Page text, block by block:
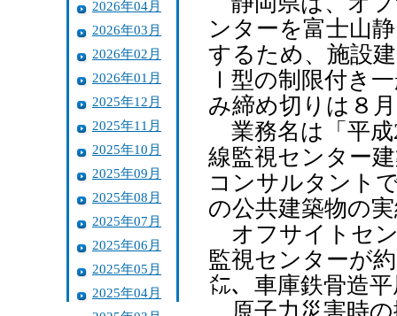
2026年04月
2026年03月
2026年02月
2026年01月
2025年12月
2025年11月
2025年10月
2025年09月
2025年08月
2025年07月
2025年06月
2025年05月
2025年04月
ンターを富士山
するため、施設
Ⅰ型の制限付き
み締め切りは８
業務名は「平成
線監視センター
コンサルタント
の公共建築物の
オフサイトセン
監視センターが
㍍、車庫鉄骨造